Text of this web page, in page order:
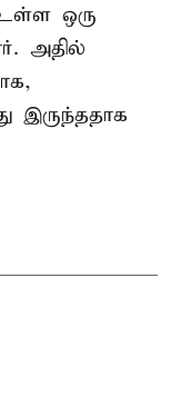
ஒரு
அதில்
இருந்ததாக